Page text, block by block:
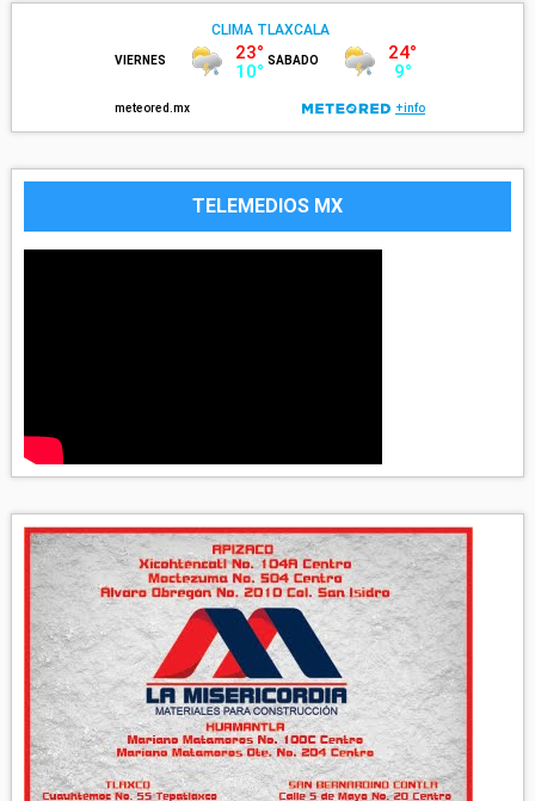
TELEMEDIOS MX